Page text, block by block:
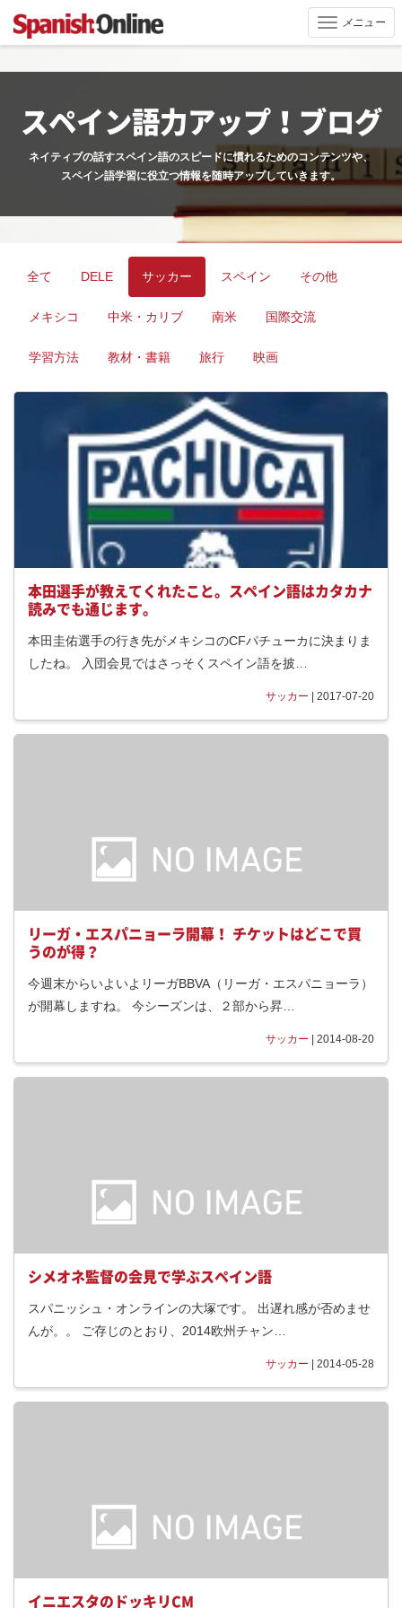
Toggle
navigation
メニュー
スペイン語力アップ！ブログ
ネイティブの話すスペイン語のスピードに慣れるためのコンテンツや、
スペイン語学習に役立つ情報を随時アップしていきます。
全て DELE サッカー スペイン その他
メキシコ 中米・カリブ 南米 国際交流
学習方法 教材・書籍 旅行 映画
本田選手が教えてくれたこと。スペイン語はカタカナ
読みでも通じます。
本田圭佑選手の行き先がメキシコのCFパチューカに決まりま
したね。 入団会見ではさっそくスペイン語を披…
サッカー | 2017-07-20
リーガ・エスパニョーラ開幕！ チケットはどこで買
うのが得？
今週末からいよいよリーガBBVA（リーガ・エスパニョーラ）
が開幕しますね。 今シーズンは、２部から昇…
サッカー | 2014-08-20
シメオネ監督の会見で学ぶスペイン語
スパニッシュ・オンラインの大塚です。 出遅れ感が否めませ
んが。。 ご存じのとおり、2014欧州チャン…
サッカー | 2014-05-28
イニエスタのドッキリCM